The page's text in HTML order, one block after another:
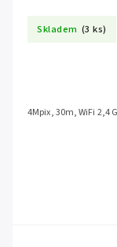
Skladem (3 ks)
4Mpix, 30m, WiFi 2,4